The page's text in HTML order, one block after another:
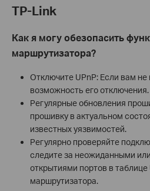
TP-Link
Как я могу обезопасить
маршрутизатора?
Отключите UPnP: Если вам
возможность его отключения.
Регулярные обновления
прошивку в актуальном
известных уязвимостей.
Регулярно проверяйте
следите за неожиданными
открытиями портов в
маршрутизатора.